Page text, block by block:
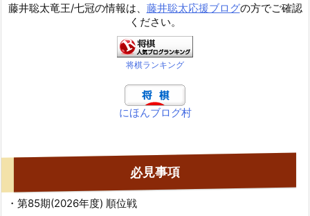
藤井聡太竜王/七冠の情報は、 藤井聡太応援ブログの方でご確認
ください。
将棋ランキング
にほんブログ村
必見事項
・第85期(2026年度) 順位戦